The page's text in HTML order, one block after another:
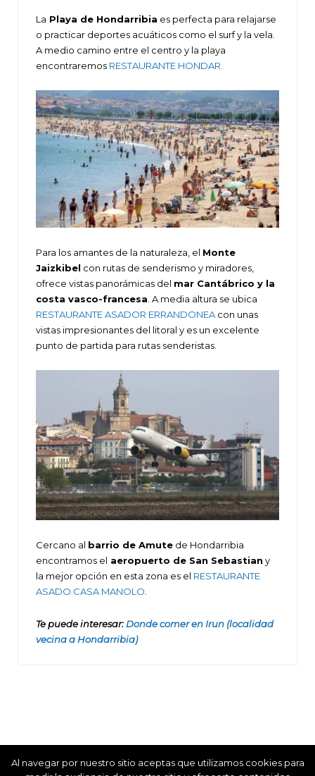
La Playa de Hondarribia es perfecta para relajarse
o practicar deportes acuáticos como el surf y la vela.
A medio camino entre el centro y la playa
encontraremos RESTAURANTE HONDAR.
Para los amantes de la naturaleza, el Monte
Jaizkibel con rutas de senderismo y miradores,
ofrece vistas panorámicas del mar Cantábrico y la
costa vasco-francesa . A media altura se ubica
RESTAURANTE ASADOR ERRANDONEA con unas
vistas impresionantes del litoral y es un excelente
punto de partida para rutas senderistas.
Cercano al barrio de Amute de Hondarribia
encontramos el aeropuerto de San Sebastian y
la mejor opción en esta zona es el RESTAURANTE
ASADO CASA MANOLO.
Te puede interesar:Donde comer en Irun (localidad
vecina a Hondarribia)
Al navegar por nuestro sitio aceptas que utilizamos cookies para